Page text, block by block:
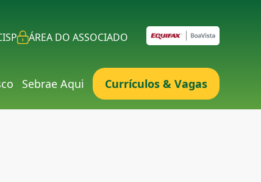
ÁREA DO ASSOCIADO
Sebrae Aqui Currículos & Vagas